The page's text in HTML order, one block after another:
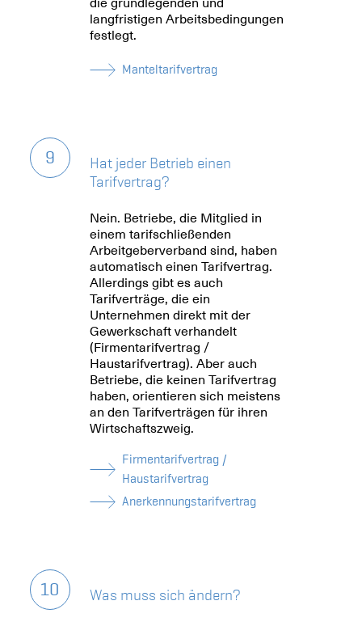
langfristigen Arbeitsbedingungen
festlegt.
Manteltarifvertrag
9
Hat jeder Betrieb einen
Tarifvertrag?
Nein. Betriebe, die Mitglied in
einem tarifschließenden
Arbeitgeberverband sind, haben
automatisch einen Tarifvertrag.
Allerdings gibt es auch
Tarifverträge, die ein
Unternehmen direkt mit der
Gewerkschaft verhandelt
(Firmentarifvertrag /
Haustarifvertrag). Aber auch
Betriebe, die keinen Tarifvertrag
haben, orientieren sich meistens
an den Tarifverträgen für ihren
Wirtschaftszweig.
Firmentarifvertrag /
Haustarifvertrag
Anerkennungstarifvertrag
10 Was muss sich ändern?